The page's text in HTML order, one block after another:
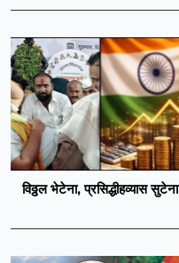
विठ्ठल भेटेना, प्रसिद्धीहव्यास सुटेना